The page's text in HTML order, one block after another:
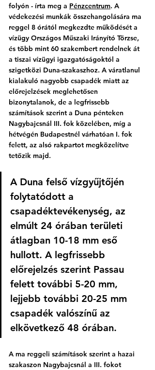
folyón - írta meg a Pénzcentrum. A
védekezési munkák összehangolására ma
reggel 8 órától megkezdte működését a
vízügy Országos Műszaki Irányító Törzse,
és több mint 60 szakembert rendelnek át
a tiszai vízügyi igazgatóságoktól a
szigetközi Duna-szakaszhoz. A váratlanul
kialakuló nagyobb csapadék miatt az
előrejelzések meglehetősen
bizonytalanok, de a legfrissebb
számítások szerint a Duna pénteken
Nagybajcsnál III. fok közelében, míg a
hétvégén Budapestnél várhatóan I. fok
felett, az alsó rakpartot megközelítve
tetőzik majd.
A Duna felső vízgyűjtőjén
folytatódott a
csapadéktevékenység, az
elmúlt 24 órában területi
átlagban 10-18 mm eső
hullott. A legfrissebb
előrejelzés szerint Passau
felett további 5-20 mm,
lejjebb további 20-25 mm
csapadék valószínű az
elkövetkező 48 órában.
A ma reggeli számítások szerint a hazai
szakaszon Nagybajcsnál a III. fokot